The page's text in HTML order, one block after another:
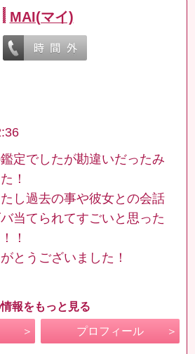
MAI(マイ)
定でしたが勘違いだったみ
！
し過去の事や彼女との会話
当てられてすごいと思った
！
とうございました！
報をもっと見る
プロフィール